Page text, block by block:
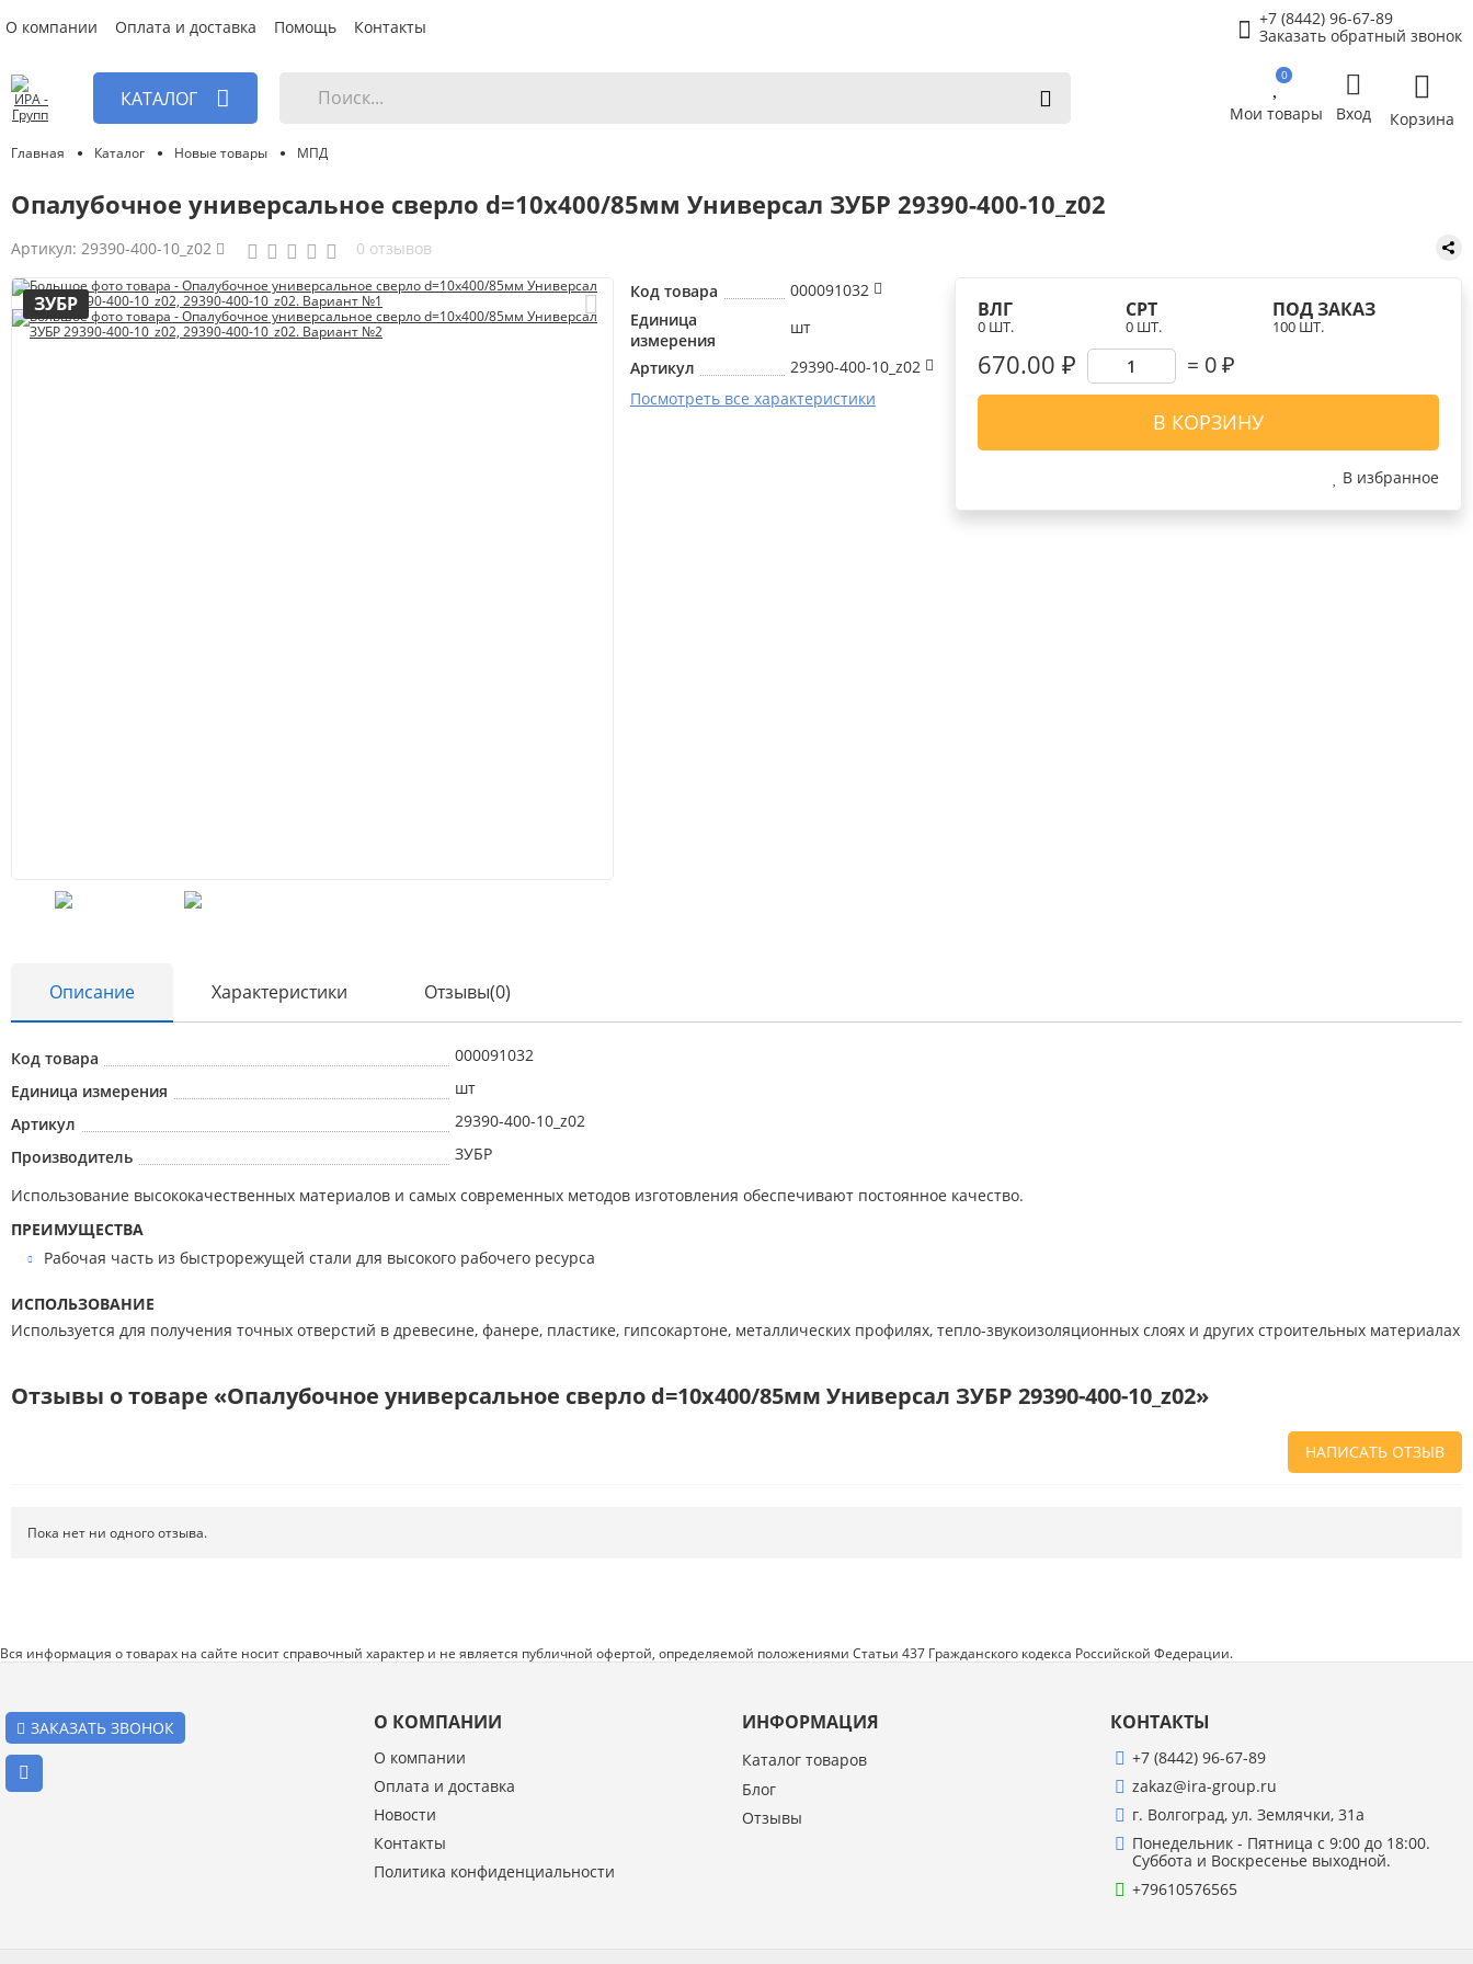
О компании Оплата и доставка Помощь Контакты
+7 (8442) 96-67-89
Заказать обратный звонок
КАТАЛОГ
Абразивные материалы
Автоаксессуары и принадлежности
Клининг
Оборудование
Пневмоинструмент
Новые товары
Спецодежда и СИЗ
0
Мои товары Вход Корзина
Главная Каталог Новые товары МПД
Опалубочное универсальное сверло d=10x400/85мм Универсал ЗУБР 29390-400-10_z02
Артикул: 29390-400-10_z02 0 отзывов
ЗУБР
Код товара
000091032
Единица
измерения
шт
Артикул
29390-400-10_z02
Посмотреть все характеристики
ВЛГ
0 ШТ.
СРТ
0 ШТ.
ПОД ЗАКАЗ
100 ШТ.
670.00 ₽ 0₽
В КОРЗИНУ
В избранное
Описание Характеристики Отзывы(0)
Код товара
000091032
Единица измерения
шт
Артикул
29390-400-10_z02
Производитель
ЗУБР
Использование высококачественных материалов и самых современных методов изготовления обеспечивают постоянное качество.
ПРЕИМУЩЕСТВА
Рабочая часть из быстрорежущей стали для высокого рабочего ресурса
ИСПОЛЬЗОВАНИЕ
Используется для получения точных отверстий в древесине, фанере, пластике, гипсокартоне, металлических профилях, тепло-звукоизоляционных слоях и других строительных материалах
Отзывы о товаре «Опалубочное универсальное сверло d=10x400/85мм Универсал ЗУБР 29390-400-10_z02»
НАПИСАТЬ ОТЗЫВ
Доставка. Как был упакован товар?
Товар. Качественный? Какие его плюсы и
минусы?
Правила оформления отзывов
Пока нет ни одного отзыва.
Вся информация о товарах на сайте носит справочный характер и не является публичной офертой, определяемой положениями Статьи 437 Гражданского кодекса Российской Федерации.
ЗАКАЗАТЬ ЗВОНОК О КОМПАНИИ
О компании
Оплата и доставка
Новости
Контакты
Политика конфиденциальности
ИНФОРМАЦИЯ
Каталог товаров
Блог
Отзывы
КОНТАКТЫ
+7 (8442) 96-67-89
zakaz@ira-group.ru
г. Волгоград, ул. Землячки, 31а
Понедельник - Пятница с 9:00 до 18:00.
Суббота и Воскресенье выходной.
+79610576565